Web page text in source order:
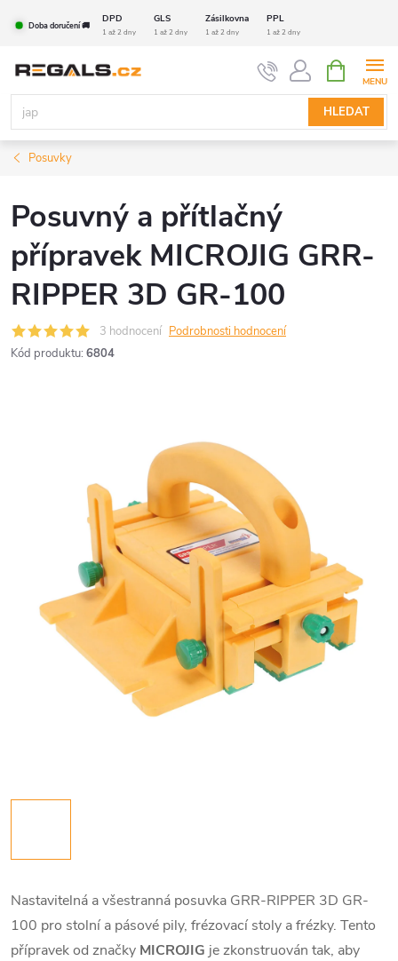
Doba doručení 🚚
DPD GLS Zásilkovna PPL
1 až 2 dny 1 až 2 dny 1 až 2 dny 1 až 2 dny
HLEDAT
NÁKUPNÍ
KOŠÍK
Posuvky
Posuvný a přítlačný
přípravek MICROJIG GRR-
RIPPER 3D GR-100
3 hodnocení Podrobnosti hodnocení
Kód produktu: 6804
Nastavitelná a všestranná posuvka GRR-RIPPER 3D GR-
100 pro stolní a pásové pily, frézovací stoly a frézky. Tento
přípravek od značky MICROJIG je zkonstruován tak, aby